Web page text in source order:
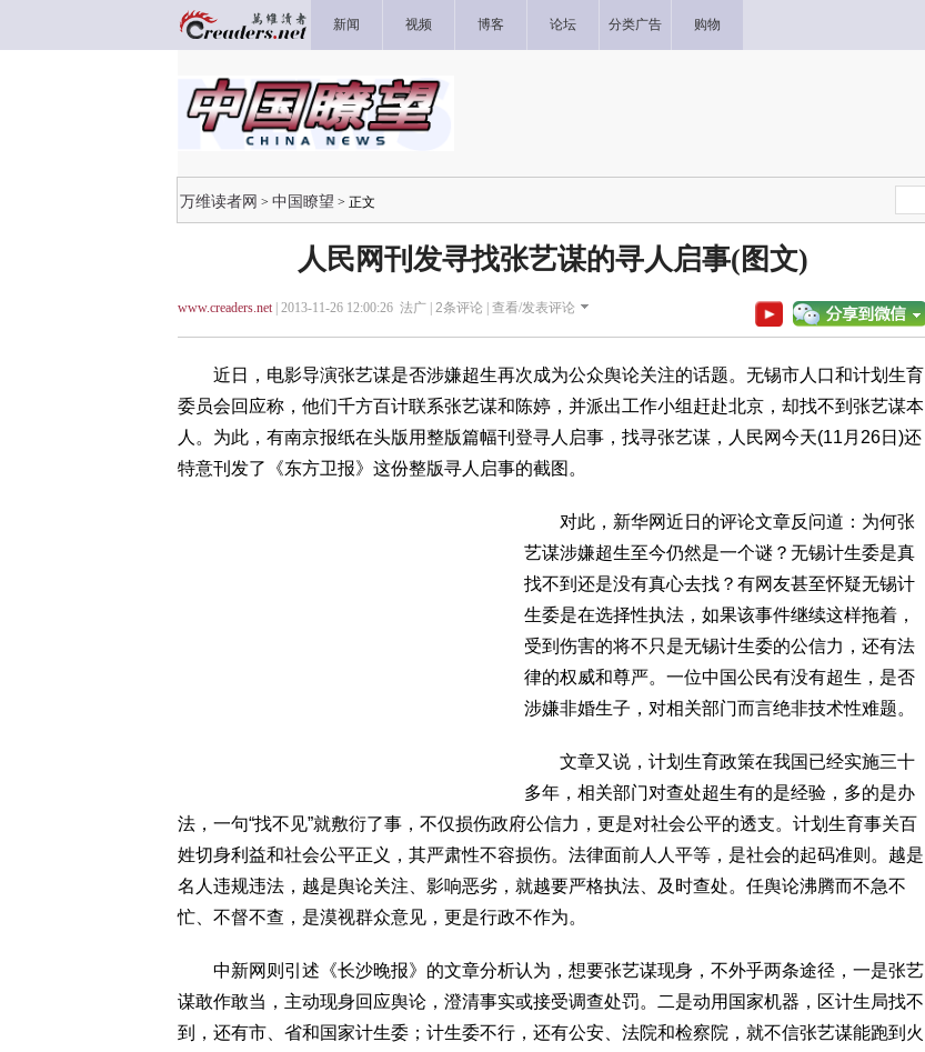
新闻 视频 博客 论坛 分类广告 购物
万维读者网 > 中国瞭望 > 正文
人民网刊发寻找张艺谋的寻人启事(图文)
www.creaders.net| 2013-11-26 12:00:26 法广 | 2条评论 | 查看/发表评论
近日，电影导演张艺谋是否涉嫌超生再次成为公众舆论关注的话题。无锡市人口和计划生育
委员会回应称，他们千方百计联系张艺谋和陈婷，并派出工作小组赶赴北京，却找不到张艺谋本
人。为此，有南京报纸在头版用整版篇幅刊登寻人启事，找寻张艺谋，人民网今天(11月26日)还
特意刊发了《东方卫报》这份整版寻人启事的截图。
对此，新华网近日的评论文章反问道：为何张
艺谋涉嫌超生至今仍然是一个谜？无锡计生委是真
找不到还是没有真心去找？有网友甚至怀疑无锡计
生委是在选择性执法，如果该事件继续这样拖着，
受到伤害的将不只是无锡计生委的公信力，还有法
律的权威和尊严。一位中国公民有没有超生，是否
涉嫌非婚生子，对相关部门而言绝非技术性难题。
文章又说，计划生育政策在我国已经实施三十
多年，相关部门对查处超生有的是经验，多的是办
法，一句“找不见”就敷衍了事，不仅损伤政府公信力，更是对社会公平的透支。计划生育事关百
姓切身利益和社会公平正义，其严肃性不容损伤。法律面前人人平等，是社会的起码准则。越是
名人违规违法，越是舆论关注、影响恶劣，就越要严格执法、及时查处。任舆论沸腾而不急不
忙、不督不查，是漠视群众意见，更是行政不作为。
中新网则引述《长沙晚报》的文章分析认为，想要张艺谋现身，不外乎两条途径，一是张艺
谋敢作敢当，主动现身回应舆论，澄清事实或接受调查处罚。二是动用国家机器，区计生局找不
到，还有市、省和国家计生委；计生委不行，还有公安、法院和检察院，就不信张艺谋能跑到火